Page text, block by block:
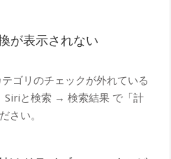
が表示されない
ゴリのチェックが外れている
と検索 → 検索結果 で「計
さい。